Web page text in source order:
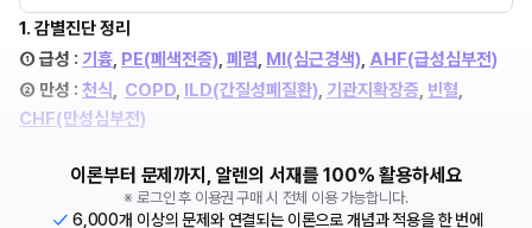
1. 감별진단 정리
① 급성 : 기흉, PE(폐색전증), 폐렴, MI(심근경색), AHF(급성심부전)
② 만성 : 천식, COPD, ILD(간질성폐질환), 기관지확장증, 빈혈
CHF(만성심부전)
이론부터 문제까지, 알렌의 서재를 100% 활용하세요
※ 로그인 후 이용권 구매 시 전체 이용 가능합니다.
6,000개 이상의 문제와 연결되는 이론으로 개념과 적용을 한 번에